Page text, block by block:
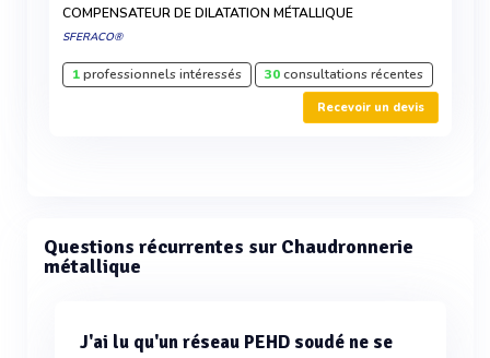
COMPENSATEUR DE DILATATION MÉTALLIQUE
SFERACO®
1professionnels intéressés 30consultations récentes
Recevoir un devis
Questions récurrentes sur Chaudronnerie
métallique
J'ai lu qu'un réseau PEHD soudé ne se